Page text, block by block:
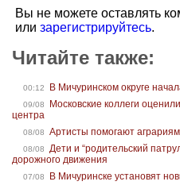
Вы не можете оставлять
или зарегистрируйтесь.
Читайте также:
00:12 В Мичуринском округе
09/08
Московские коллеги
центра
08/08 Артисты помогают
08/08
Дети и “родительский
дорожного движения
07/08 В Мичуринске установят